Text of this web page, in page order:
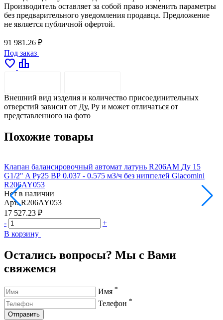
Производитель оставляет за собой право изменить параметры
без предварительного уведомления продавца. Предложение
не является публичной офертой.
91 981.26 ₽
Под заказ
favorite leaderboard
Внешний вид изделия и количество присоединительных
отверстий зависит от Ду, Pу и может отличаться от
представленного на фото
Похожие товары
Клапан балансировочный автомат латунь R206AM Ду 15
G1/2" A Ру25 ВР 0.037 - 0.575 м3/ч без ниппелей Giacomini
R206AY053
Нет в наличии
Арт. R206AY053
17 527.23 ₽
-
+
В корзину
Остались вопросы? Мы с Вами
свяжемся
Имя *
Телефон *
Отправить